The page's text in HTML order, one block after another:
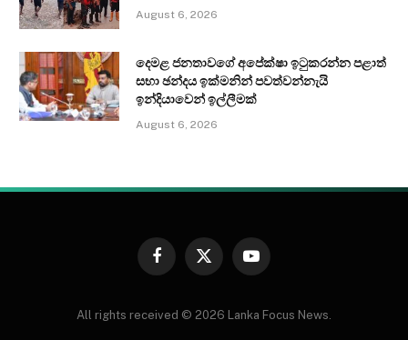
August 6, 2026
දෙමළ ජනතාවගේ අපේක්ෂා ඉටුකරන්න පළාත්
සභා ඡන්දය ඉක්මනින් පවත්වන්නැයි
ඉන්දියාවෙන් ඉල්ලීමක්
August 6, 2026
Facebook
X
YouTube
All rights received © 2026 Lanka Focus News.